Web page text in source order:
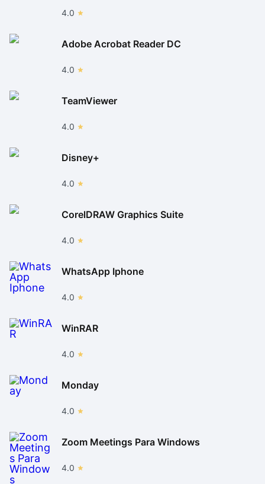
4.0
Adobe Acrobat Reader DC
4.0
TeamViewer
4.0
Disney+
4.0
CorelDRAW Graphics Suite
4.0
WhatsApp Iphone
4.0
WinRAR
4.0
Monday
4.0
Zoom Meetings Para Windows
4.0